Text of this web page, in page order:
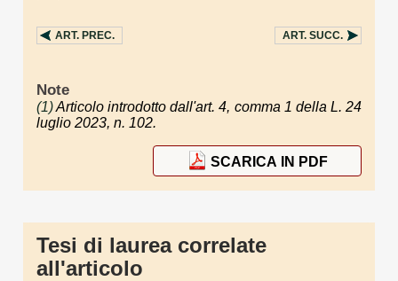
ART. PREC. ART. SUCC.
Note
(1)Articolo introdotto dall'art. 4, comma 1 della L. 24
luglio 2023, n. 102.
SCARICA IN PDF
Tesi di laurea correlate
all'articolo